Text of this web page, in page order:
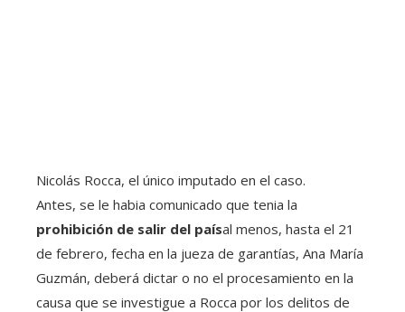
Nicolás Rocca, el único imputado en el caso.
Antes, se le habia comunicado que tenia la
prohibición de salir del paísal menos, hasta el 21
de febrero, fecha en la jueza de garantías, Ana María
Guzmán, deberá dictar o no el procesamiento en la
causa que se investigue a Rocca por los delitos de